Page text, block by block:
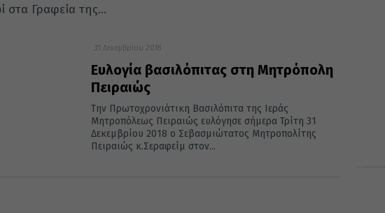
στα Γραφεία της...
31 Δεκεμβρίου 2018
Ευλογία βασιλόπιτας στη Μητρόπολη
Πειραιώς
Την Πρωτοχρονιάτικη Βασιλόπιτα της Ιεράς
Μητροπόλεως Πειραιώς ευλόγησε σήμερα Τρίτη 31
Δεκεμβρίου 2018 ο Σεβασμιώτατος Μητροπολίτης
Πειραιώς κ.Σεραφείμ στον...